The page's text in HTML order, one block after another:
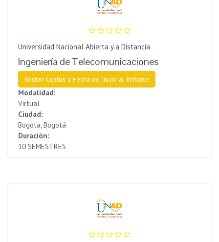
Universidad Nacional Abierta y a Distancia
Ingeniería de Telecomunicaciones
Recibir Costos y Fecha de Inicio al Instante
Modalidad:
Virtual
Ciudad:
Bogota, Bogotá
Duración:
10 SEMESTRES